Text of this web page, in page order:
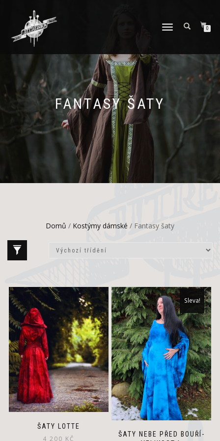
PŘEPNOUT
0
FANTASY ŠATY
Domů / Kostýmy dámské / Fantasy šaty
ŠATY LOTTE
4 200 KČ
This
product
has
multiple
variants.
The
options
may
be
chosen
on
the
product
ŠATY NEBE PŘED BOUŘÍ-
Sleva!